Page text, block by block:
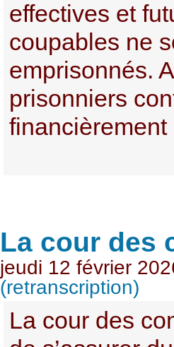
effectives et
coupables ne
emprisonnés.
prisonniers
financièrement
La cour des
jeudi 12 février
(retranscription)
La cour des